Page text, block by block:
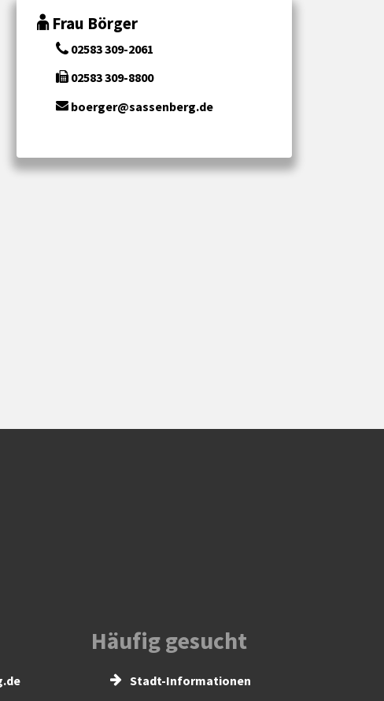
Frau Börger
02583 309-2061
02583 309-8800
boerger@sassenberg.de
Häufig gesucht
Stadt-Informationen